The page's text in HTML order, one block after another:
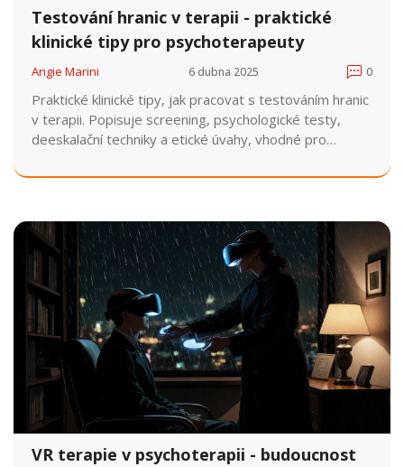
Testování hranic v terapii - praktické
klinické tipy pro psychoterapeuty
Angie Marini 6 dubna 2025 0
Praktické klinické tipy, jak pracovat s testováním hranic
v terapii. Popisuje screening, psychologické testy,
deeskalační techniky a etické úvahy, vhodné pro
VR terapie v psychoterapii - budoucnost